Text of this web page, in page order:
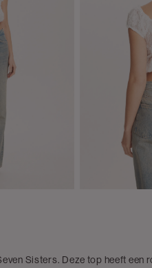
Sisters. Deze top heeft